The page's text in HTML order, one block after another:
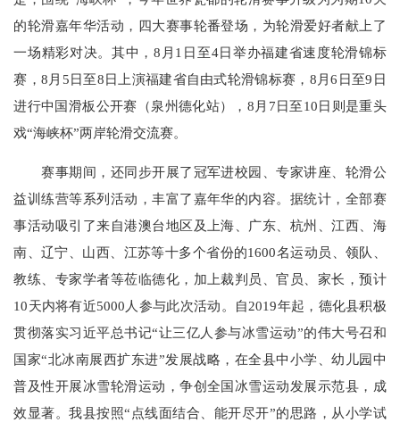
的轮滑嘉年华活动，四大赛事轮番登场，为轮滑爱好者献上了
一场精彩对决。其中，8月1日至4日举办福建省速度轮滑锦标
赛，8月5日至8日上演福建省自由式轮滑锦标赛，8月6日至9日
进行中国滑板公开赛（泉州德化站），8月7日至10日则是重头
戏“海峡杯”两岸轮滑交流赛。
赛事期间，还同步开展了冠军进校园、专家讲座、轮滑公
益训练营等系列活动，丰富了嘉年华的内容。据统计，全部赛
事活动吸引了来自港澳台地区及上海、广东、杭州、江西、海
南、辽宁、山西、江苏等十多个省份的1600名运动员、领队、
教练、专家学者等莅临德化，加上裁判员、官员、家长，预计
10天内将有近5000人参与此次活动。自2019年起，德化县积极
贯彻落实习近平总书记“让三亿人参与冰雪运动”的伟大号召和
国家“北冰南展西扩东进”发展战略，在全县中小学、幼儿园中
普及性开展冰雪轮滑运动，争创全国冰雪运动发展示范县，成
效显著。我县按照“点线面结合、能开尽开”的思路，从小学试